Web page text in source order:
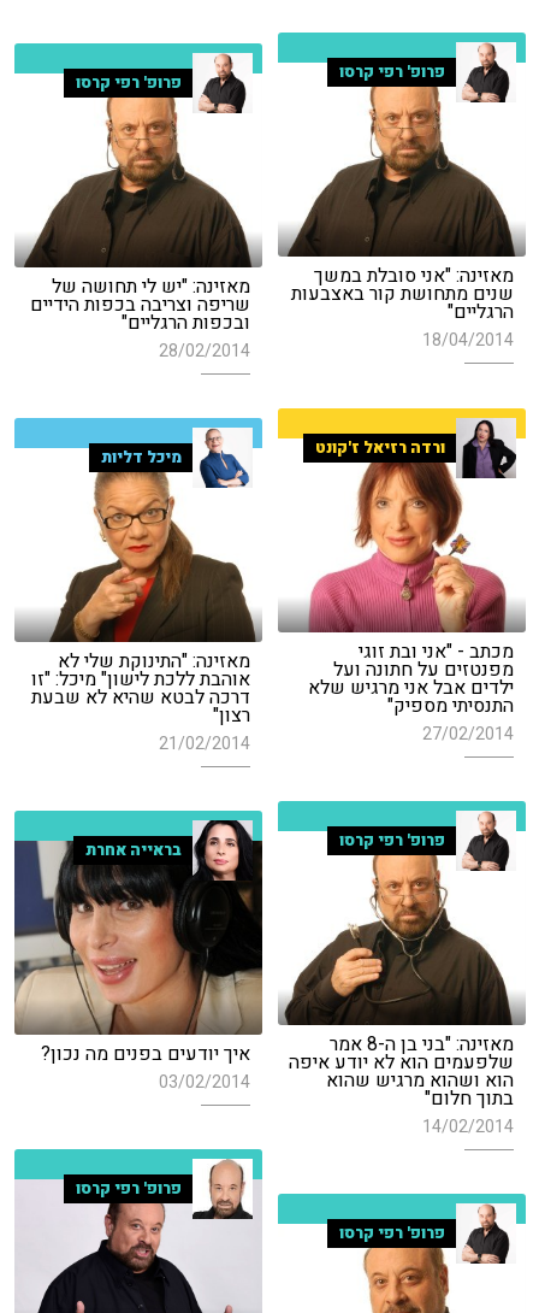
פרופ' רפי קרסו
מאזינה: "אני סובלת במשך
שנים מתחושת קור באצבעות
הרגליים"
18/04/2014
פרופ' רפי קרסו
מאזינה: "יש לי תחושה של
שריפה וצריבה בכפות הידיים
ובכפות הרגליים"
28/02/2014
ורדה רזיאל ז'קונט
מכתב - "אני ובת זוגי
מפנטזים על חתונה ועל
ילדים אבל אני מרגיש שלא
התנסיתי מספיק"
27/02/2014
מיכל דליות
מאזינה: "התינוקת שלי לא
אוהבת ללכת לישון" מיכל: "זו
דרכה לבטא שהיא לא שבעת
רצון"
21/02/2014
פרופ' רפי קרסו
מאזינה: "בני בן ה-8 אמר
שלפעמים הוא לא יודע איפה
הוא ושהוא מרגיש שהוא
בתוך חלום"
14/02/2014
בראייה אחרת
איך יודעים בפנים מה נכון?
03/02/2014
פרופ' רפי קרסו
פרופ' רפי קרסו